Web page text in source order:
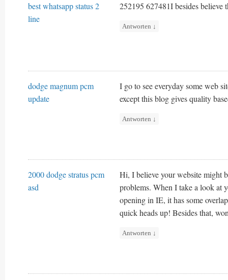
best whatsapp status 2
line
252195 627481I besides believe
Antworten ↓
dodge magnum pcm
update
I go to see everyday some web
except this blog gives quality
Antworten ↓
2000 dodge stratus pcm
asd
Hi, I believe your website might
problems. When I take a look at
opening in IE, it has some
quick heads up! Besides that,
Antworten ↓